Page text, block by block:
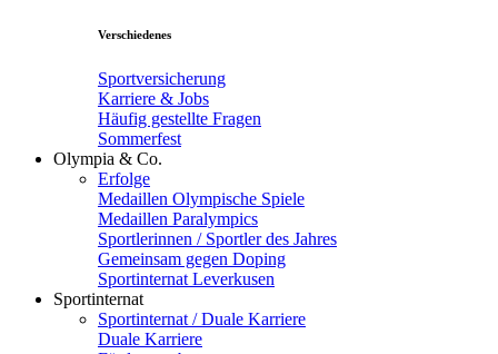
Verschiedenes
Sportversicherung
Karriere & Jobs
Häufig gestellte Fragen
Sommerfest
Olympia & Co.
Erfolge
Medaillen Olympische Spiele
Medaillen Paralympics
Sportlerinnen / Sportler des Jahres
Gemeinsam gegen Doping
Sportinternat Leverkusen
Sportinternat
Sportinternat / Duale Karriere
Duale Karriere